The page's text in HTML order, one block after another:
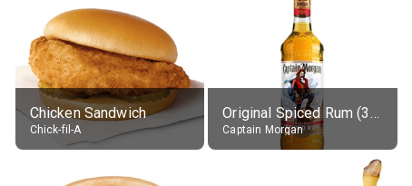
Chicken Sandwich
Chick-fil-A
Original Spiced Rum (35% alc.)
Captain Morgan